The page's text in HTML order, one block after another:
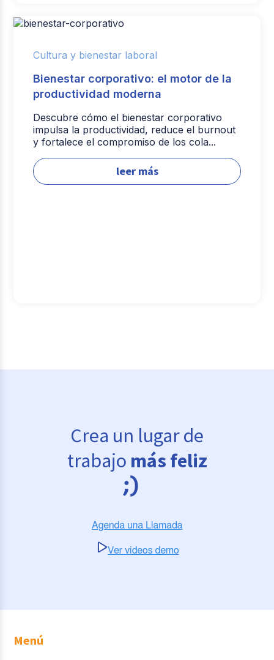
Cultura y bienestar laboral
Bienestar corporativo: el motor de la
productividad moderna
Descubre cómo el bienestar corporativo
impulsa la productividad, reduce el burnout
y fortalece el compromiso de los cola...
leer más
Crea un lugar de
trabajo más feliz
Menú